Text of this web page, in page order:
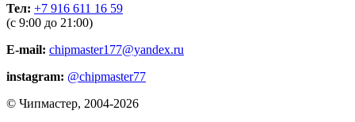
Тел: +7 916 611 16 59
(с 9:00 до 21:00)
E-mail: chipmaster177@yandex.ru
instagram: @chipmaster77
© Чипмастер, 2004-2026